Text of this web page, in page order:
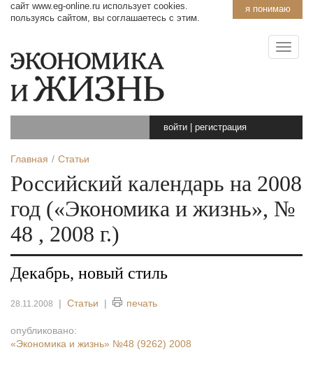
я понимаю
сайт www.eg-online.ru использует cookies.
пользуясь сайтом, вы соглашаетесь с этим.
войти регистрация
Главная Статьи
Российский календарь на 2008
год («Экономика и жизнь», №
48 , 2008 г.)
Декабрь, новый стиль
28.11.2008 | Статьи | печать
опубликовано:
«Экономика и жизнь» №48 (9262) 2008